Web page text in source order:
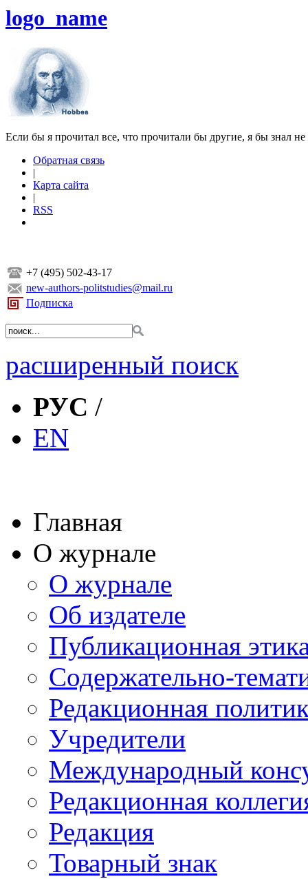
logo_name
Если бы я прочитал все, что прочитали бы другие, я бы знал
Обратная связь
|
Карта сайта
|
RSS
+7 (495) 502-43-17
new-authors-politstudies@mail.ru
Подписка
расширенный поиск
РУС /
EN
Главная
О журнале
О журнале
Об издателе
Публикационная
Содержательно-
Редакционная
Учредители
Международный
Редакционная
Редакция
Товарный знак